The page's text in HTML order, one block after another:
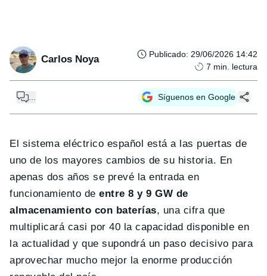
Carlos Noya Publicado: 29/06/2026 14:42
7 min. lectura
Síguenos en Google
El sistema eléctrico español está a las puertas de
uno de los mayores cambios de su historia. En
apenas dos años se prevé la entrada en
funcionamiento deentre 8 y 9 GW de
almacenamiento con baterías, una cifra que
multiplicará casi por 40 la capacidad disponible en
la actualidad y que supondrá un paso decisivo para
aprovechar mucho mejor la enorme producción